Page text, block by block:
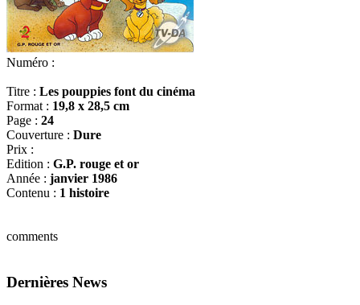
Numéro :
Titre : Les pouppies font du cinéma
Format : 19,8 x 28,5 cm
Page : 24
Couverture : Dure
Prix :
Edition : G.P. rouge et or
Année : janvier 1986
Contenu : 1 histoire
comments
Dernières News